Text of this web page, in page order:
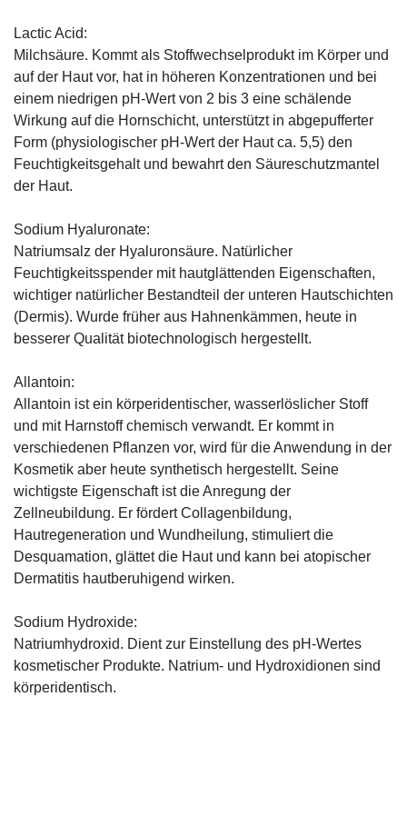
Lactic Acid:
Milchsäure. Kommt als Stoffwechselprodukt im Körper und
auf der Haut vor, hat in höheren Konzentrationen und bei
einem niedrigen pH-Wert von 2 bis 3 eine schälende
Wirkung auf die Hornschicht, unterstützt in abgepufferter
Form (physiologischer pH-Wert der Haut ca. 5,5) den
Feuchtigkeitsgehalt und bewahrt den Säureschutzmantel
der Haut.
Sodium Hyaluronate:
Natriumsalz der Hyaluronsäure. Natürlicher
Feuchtigkeitsspender mit hautglättenden Eigenschaften,
wichtiger natürlicher Bestandteil der unteren Hautschichten
(Dermis). Wurde früher aus Hahnenkämmen, heute in
besserer Qualität biotechnologisch hergestellt.
Allantoin:
Allantoin ist ein körperidentischer, wasserlöslicher Stoff
und mit Harnstoff chemisch verwandt. Er kommt in
verschiedenen Pflanzen vor, wird für die Anwendung in der
Kosmetik aber heute synthetisch hergestellt. Seine
wichtigste Eigenschaft ist die Anregung der
Zellneubildung. Er fördert Collagenbildung,
Hautregeneration und Wundheilung, stimuliert die
Desquamation, glättet die Haut und kann bei atopischer
Dermatitis hautberuhigend wirken.
Sodium Hydroxide:
Natriumhydroxid. Dient zur Einstellung des pH-Wertes
kosmetischer Produkte. Natrium- und Hydroxidionen sind
körperidentisch.